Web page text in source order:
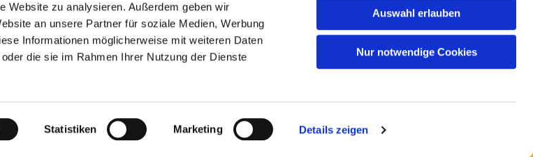
Website zu analysieren. Außerdem geben wir
an unsere Partner für soziale Medien, Werbung
Informationen möglicherweise mit weiteren Daten
die sie im Rahmen Ihrer Nutzung der Dienste
Statistiken Marketing Details zeigen
Auswahl erlauben
Nur notwendige Cookies
Impressum
Hinweisgebersystem